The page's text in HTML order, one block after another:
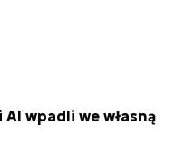
wpadli we własną